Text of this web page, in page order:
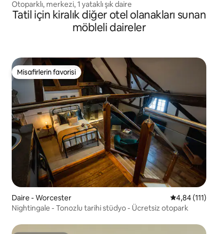
Otoparklı, merkezi, 1 yataklı şık daire
Tatil için kiralık diğer otel olanakları sunan
möbleli daireler
Misafirlerin favorisi
Misafirlerin favorisi
Daire - Worcester 5 üzerinden
4,84 (111)
Nightingale - Tonozlu tarihi stüdyo - Ücretsiz otopark